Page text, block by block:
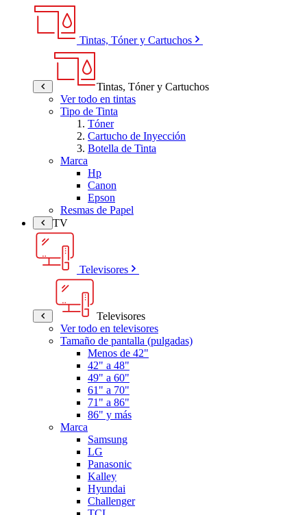
Tintas, Tóner y Cartuchos
Tintas, Tóner y Cartuchos
Ver todo en tintas
Tipo de Tinta
Tóner
Cartucho de Inyección
Botella de Tinta
Marca
Hp
Canon
Epson
Resmas de Papel
TV
Televisores
Televisores
Ver todo en televisores
Tamaño de pantalla (pulgadas)
Menos de 42"
42" a 48"
49" a 60"
61" a 70"
71" a 86"
86" y más
Marca
Samsung
LG
Panasonic
Kalley
Hyundai
Challenger